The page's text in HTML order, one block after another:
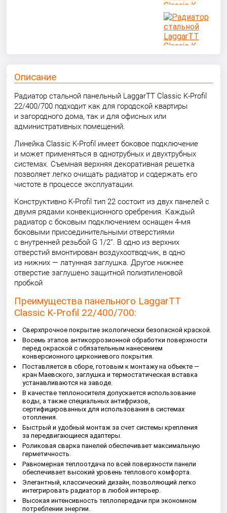
Описание
Радиатор стальной панельный LaggarTT Classic K-Profil
22/400/700 подходит как для городской квартиры
и загородного дома, так и для офисных или
административных помещений.
Линейка Classic K-Profil имеет боковое подключение
и может применяться в однотрубных и двухтрубных
системах. Съемная верхняя декоративная решетка
позволяет легко очищать радиатор и содержать его
чистоте в процессе эксплуатации.
Конструктивно K-Profil тип 22 состоит из двух панелей с
двумя рядами конвекционного оребрения. Каждый
радиатор с боковым подключением оснащен 4-мя
боковыми присоединительными отверстиями
с внутренней резьбой G 1/2”. В одно из верхних
отверстий вмонтирован воздухоотводчик, в одно
из нижних — латунная заглушка. Другое нижнее
отверстие заглушено защитной полиэтиленовой
пробкой
Преимущества панельного LaggarTT
Classic K-Profil 22/400/700:
Сверхпрочное покрытие экологически безопасной краской.
Восемь этапов антикоррозионной обработки поверхности
перед окраской с обязательным нанесением
конверсионного циркониевого покрытия.
Поставляется в сборе, готовым к монтажу на объекте —
кран Маевского, заглушка и термостатическая вставка
устанавливаются на заводе.
В качестве теплоносителя допускается использование
воды, а также специальных антифризов,
сертифицированных для использования в системах
отопления.
Быстрый и удобный монтаж за счет системы крепления
за передвигающиеся адаптеры.
Роликовая сварка панелей обеспечивает максимальную
герметичность.
Равномерная теплоотдача по всей поверхности панели
обеспечивает высокий уровень теплового комфорта.
Элегантный, классический дизайн, позволяющий легко
интегрировать радиатор в любой интерьер.
Высокая интенсивность теплопередачи при экономном
потреблении энергии.